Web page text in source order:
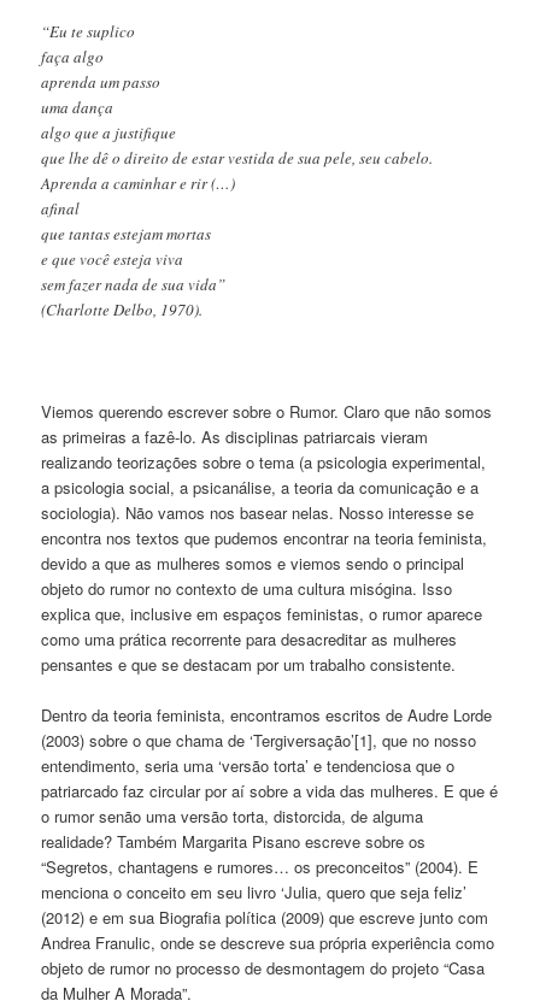
“Eu te suplico
faça algo
aprenda um passo
uma dança
algo que a justifique
que lhe dê o direito de estar vestida de sua pele, seu cabelo.
Aprenda a caminhar e rir (…)
afinal
que tantas estejam mortas
e que você esteja viva
sem fazer nada de sua vida”
(Charlotte Delbo, 1970).
Viemos querendo escrever sobre o Rumor. Claro que não somos
as primeiras a fazê-lo. As disciplinas patriarcais vieram
realizando teorizações sobre o tema (a psicologia experimental,
a psicologia social, a psicanálise, a teoria da comunicação e a
sociologia). Não vamos nos basear nelas. Nosso interesse se
encontra nos textos que pudemos encontrar na teoria feminista,
devido a que as mulheres somos e viemos sendo o principal
objeto do rumor no contexto de uma cultura misógina. Isso
explica que, inclusive em espaços feministas, o rumor aparece
como uma prática recorrente para desacreditar as mulheres
pensantes e que se destacam por um trabalho consistente.
Dentro da teoria feminista, encontramos escritos de Audre Lorde
(2003) sobre o que chama de ‘Tergiversação’[1], que no nosso
entendimento, seria uma ‘versão torta’ e tendenciosa que o
patriarcado faz circular por aí sobre a vida das mulheres. E que é
o rumor senão uma versão torta, distorcida, de alguma
realidade? Também Margarita Pisano escreve sobre os
“Segretos, chantagens e rumores… os preconceitos” (2004). E
menciona o conceito em seu livro ‘Julia, quero que seja feliz’
(2012) e em sua Biografia política (2009) que escreve junto com
Andrea Franulic, onde se descreve sua própria experiência como
objeto de rumor no processo de desmontagem do projeto “Casa
da Mulher A Morada”.